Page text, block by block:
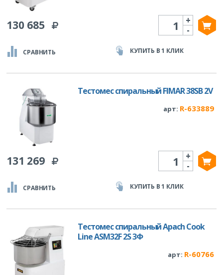
130 685 Количество
-
+
СРАВНИТЬ КУПИТЬ В 1 КЛИК
Тестомес спиральный FIMAR 38SB 2V
арт: R-633889
131 269 Количество
-
+
СРАВНИТЬ КУПИТЬ В 1 КЛИК
Тестомес спиральный Apach Cook
Line ASM32F 2S 3Ф
арт: R-60766